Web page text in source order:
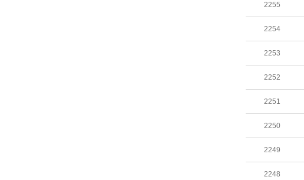
2255
2254
2253
2252
2251
2250
2249
2248